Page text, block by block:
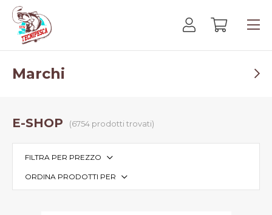
Marchi
E-SHOP (6754 prodotti trovati)
FILTRA PER PREZZO
ORDINA PRODOTTI PER